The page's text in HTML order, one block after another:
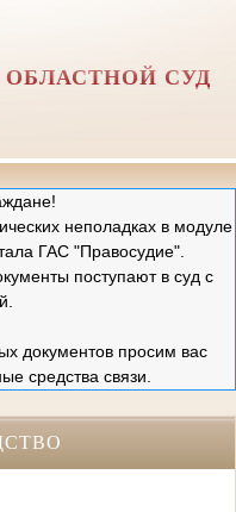
СУД
неполадках в модуле
ГАС "Правосудие".
поступают в суд с
документов просим вас
средства связи.